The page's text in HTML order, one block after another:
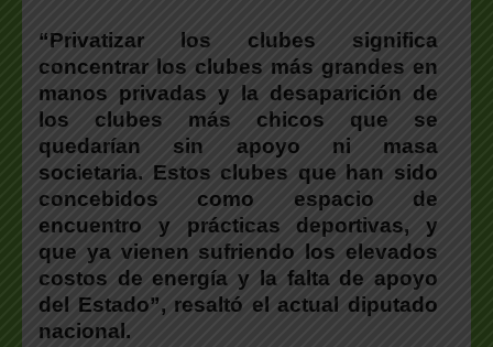
“Privatizar los clubes significa
concentrar los clubes más grandes en
manos privadas y la desaparición de
los clubes más chicos que se
quedarían sin apoyo ni masa
societaria. Estos clubes que han sido
concebidos como espacio de
encuentro y prácticas deportivas, y
que ya vienen sufriendo los elevados
costos de energía y la falta de apoyo
del Estado”, resaltó el actual diputado
nacional.